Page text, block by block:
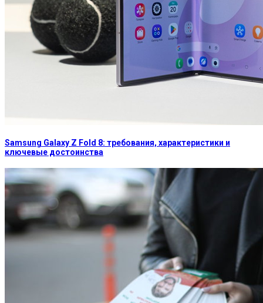
Samsung Galaxy Z Fold 8: требования, характеристики и
ключевые достоинства